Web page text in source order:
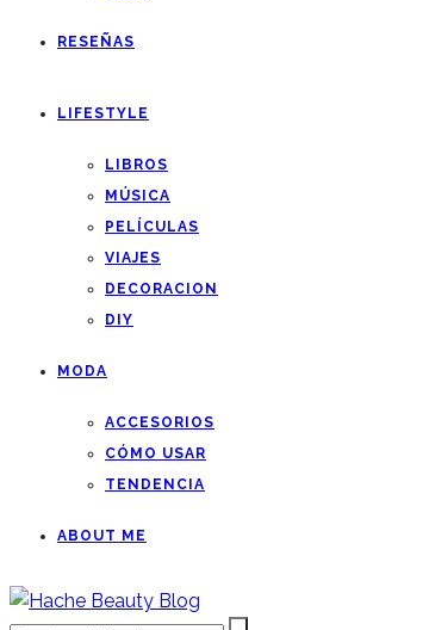
RESEÑAS
LIFESTYLE
LIBROS
MÚSICA
PELÍCULAS
VIAJES
DECORACION
DIY
MODA
ACCESORIOS
CÓMO USAR
TENDENCIA
ABOUT ME